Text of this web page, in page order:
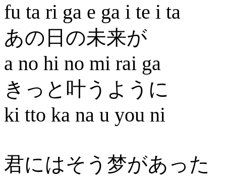
fu ta ri ga e ga i te i ta
あの日の未来が
a no hi no mi rai ga
きっと叶うように
ki tto ka na u you ni
君にはそう梦があった